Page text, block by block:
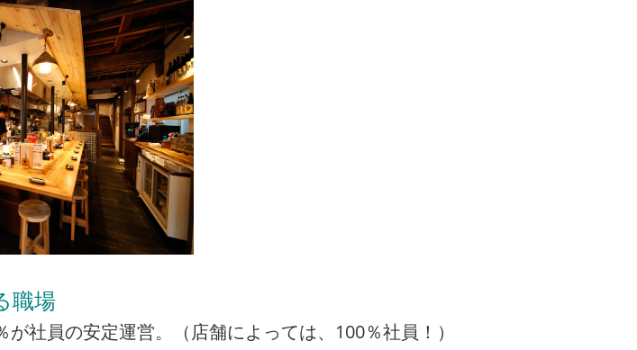
職場
社員の安定運営。（店舗によっては、100％社員！）